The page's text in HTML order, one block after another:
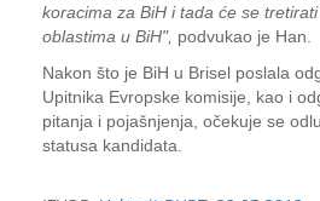
koracima za BiH i tada će se
oblastima u BiH", podvukao je Han.
Nakon što je BiH u Brisel poslala
Upitnika Evropske komisije, kao i
pitanja i pojašnjenja, očekuje se
statusa kandidata.